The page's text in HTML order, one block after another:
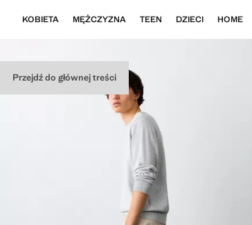
Przejdź do głównej treści
KOBIETA MĘŻCZYZNA TEEN DZIECI HOME